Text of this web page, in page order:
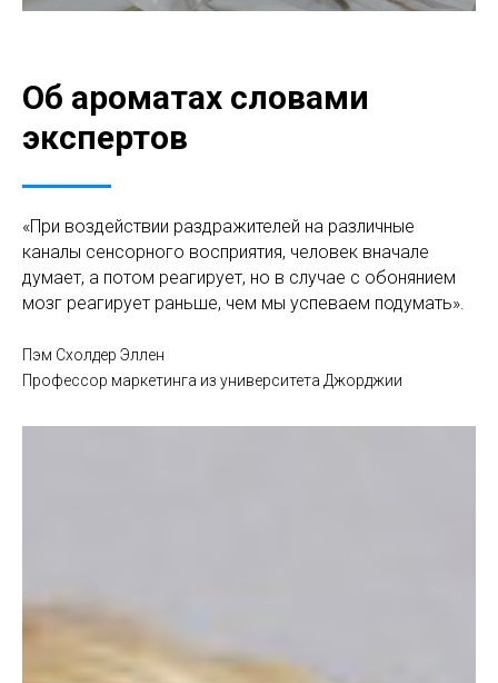
Об ароматах словами
экспертов
«При воздействии раздражителей на различные
каналы сенсорного восприятия, человек вначале
думает, а потом реагирует, но в случае с обонянием
мозг реагирует раньше, чем мы успеваем подумать».
Пэм Схолдер Эллен
Профессор маркетинга из университета Джорджии